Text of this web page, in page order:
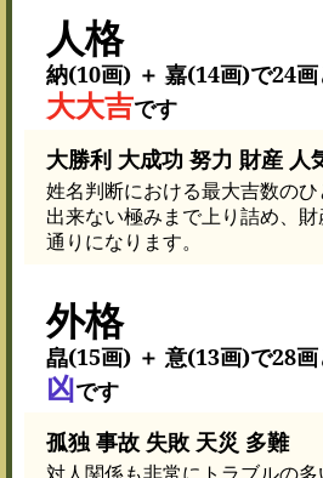
人格
納(10画) ＋ 嘉(14画)で24画
大大吉です
大勝利 大成功 努力 財産 人
姓名判断における最大吉数の
出来ない極みまで上り詰め、
通りになります。
外格
皛(15画) ＋ 意(13画)で28画
凶です
孤独 事故 失敗 天災 多難